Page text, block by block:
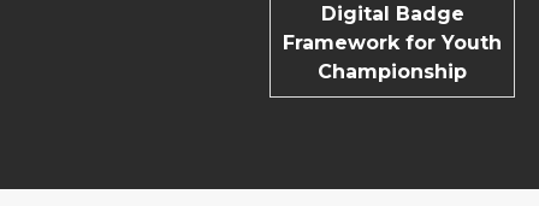
Digital Badge
Framework for Youth
Championship